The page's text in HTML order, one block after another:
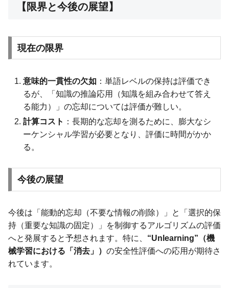
【限界と今後の展望】
現在の限界
意味的一貫性の欠如 ：単語レベルの保持は評価でき
るが、「知識の推論応用（知識を組み合わせて答え
る能力）」の忘却については評価が難しい。
計算コスト ：長期的な忘却を測るために、膨大なシ
ーケンシャル学習が必要となり、評価に時間がかか
る。
今後の展望
今後は「能動的忘却（不要な情報の削除）」と「選択的保
持（重要な知識の固定）」を制御するアルゴリズムの評価
へと発展すると予想されます。特に、 “Unlearning”（機
械学習における「消去」） の安全性評価への応用が期待さ
れています。